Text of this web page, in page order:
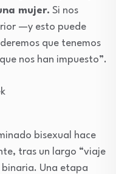
mujer. Si nos
—y esto puede
que tenemos
nos han impuesto”.
bisexual hace
tras un largo “viaje
binaria. Una etapa